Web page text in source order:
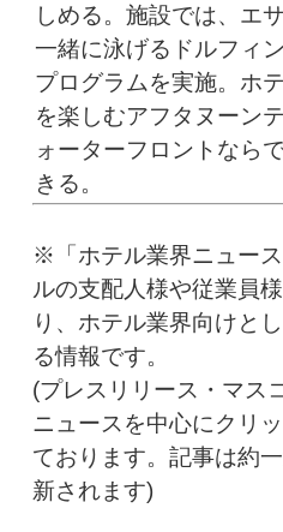
しめる。施設では、エ
一緒に泳げるドルフィ
プログラムを実施。ホ
を楽しむアフタヌーン
ォーターフロントなら
きる。
※「ホテル業界ニュー
ルの支配人様や従業員
り、ホテル業界向けと
る情報です。
(プレスリリース・マス
ニュースを中心にクリ
ております。記事は約
新されます)